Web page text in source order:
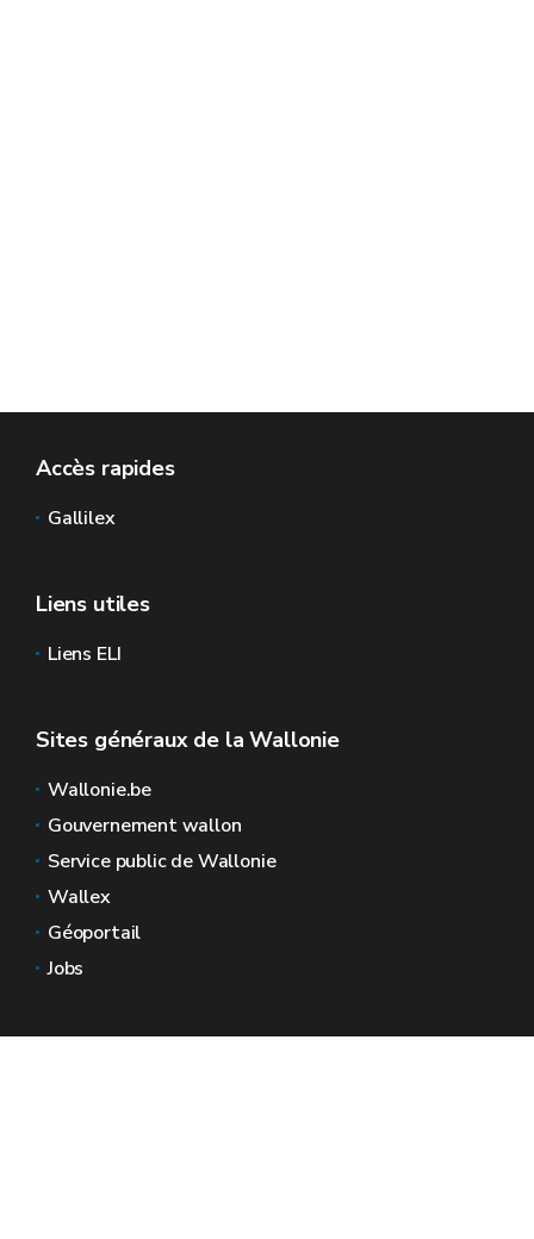
Accès rapides
Gallilex
Liens utiles
Liens ELI
Sites généraux de la Wallonie
Wallonie.be
Gouvernement wallon
Service public de Wallonie
Wallex
Géoportail
Jobs